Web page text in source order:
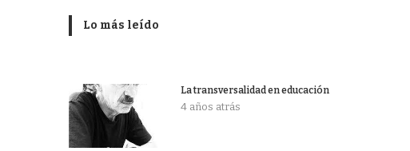
Lo más leído
La transversalidad en educación
4 años atrás